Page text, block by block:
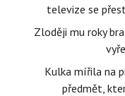
televize se
Zloději mu roky
Kulka mířila na
předmět,